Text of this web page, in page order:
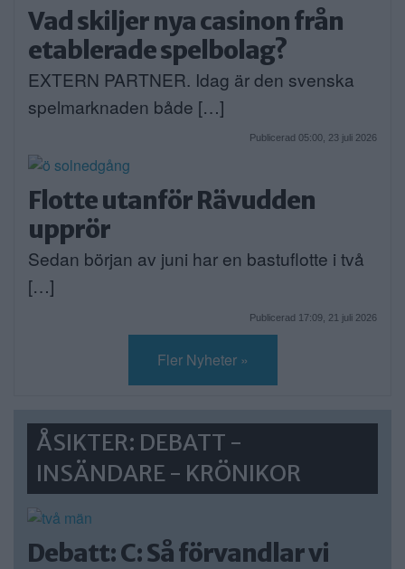
Vad skiljer nya casinon från
etablerade spelbolag?
EXTERN PARTNER. Idag är den svenska
spelmarknaden både […]
Publicerad 05:00, 23 juli 2026
Flotte utanför Rävudden
upprör
Sedan början av juni har en bastuflotte i två
[…]
Publicerad 17:09, 21 juli 2026
Fler Nyheter »
ÅSIKTER: DEBATT -
INSÄNDARE - KRÖNIKOR
Debatt: C: Så förvandlar vi